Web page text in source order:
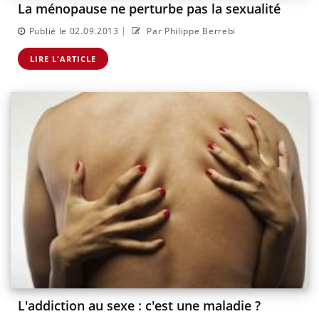
La ménopause ne perturbe pas la sexualité
Publié le 02.09.2013 | Par Philippe Berrebi
LIRE L'ARTICLE
L'addiction au sexe : c'est une maladie ?